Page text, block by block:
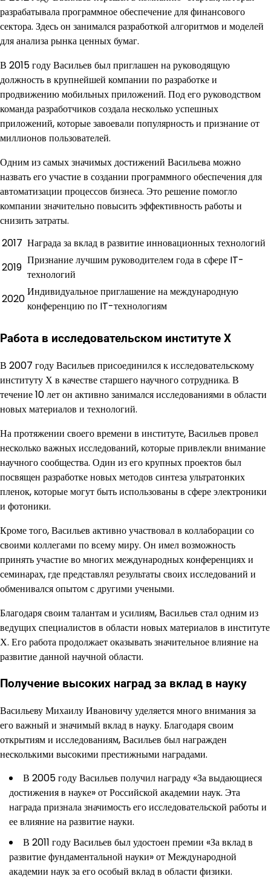
разрабатывала программное обеспечение для финансового
сектора. Здесь он занимался разработкой алгоритмов и моделей
для анализа рынка ценных бумаг.
В 2015 году Васильев был приглашен на руководящую
должность в крупнейшей компании по разработке и
продвижению мобильных приложений. Под его руководством
команда разработчиков создала несколько успешных
приложений, которые завоевали популярность и признание от
миллионов пользователей.
Одним из самых значимых достижений Васильева можно
назвать его участие в создании программного обеспечения для
автоматизации процессов бизнеса. Это решение помогло
компании значительно повысить эффективность работы и
снизить затраты.
2017 Награда за вклад в развитие инновационных технологий
2019
Признание лучшим руководителем года в сфере IT-
технологий
2020
Индивидуальное приглашение на международную
конференцию по IT-технологиям
Работа в исследовательском институте Х
В 2007 году Васильев присоединился к исследовательскому
институту Х в качестве старшего научного сотрудника. В
течение 10 лет он активно занимался исследованиями в области
новых материалов и технологий.
На протяжении своего времени в институте, Васильев провел
несколько важных исследований, которые привлекли внимание
научного сообщества. Один из его крупных проектов был
посвящен разработке новых методов синтеза ультратонких
пленок, которые могут быть использованы в сфере электроники
и фотоники.
Кроме того, Васильев активно участвовал в коллаборации со
своими коллегами по всему миру. Он имел возможность
принять участие во многих международных конференциях и
семинарах, где представлял результаты своих исследований и
обменивался опытом с другими учеными.
Благодаря своим талантам и усилиям, Васильев стал одним из
ведущих специалистов в области новых материалов в институте
Х. Его работа продолжает оказывать значительное влияние на
развитие данной научной области.
Получение высоких наград за вклад в науку
Васильеву Михаилу Ивановичу уделяется много внимания за
его важный и значимый вклад в науку. Благодаря своим
открытиям и исследованиям, Васильев был награжден
несколькими высокими престижными наградами.
В 2005 году Васильев получил награду «За выдающиеся
достижения в науке» от Российской академии наук. Эта
награда признала значимость его исследовательской работы и
ее влияние на развитие науки.
В 2011 году Васильев был удостоен премии «За вклад в
развитие фундаментальной науки» от Международной
академии наук за его особый вклад в области физики.